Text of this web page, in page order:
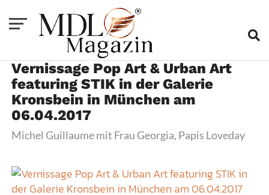
Vernissage Pop Art & Urban Art
featuring STIK in der Galerie
Kronsbein in München am
06.04.2017
Michel Guillaume mit Frau Georgia, Papis Loveday